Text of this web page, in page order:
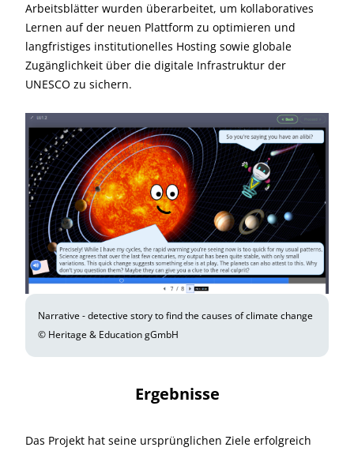
Arbeitsblätter wurden überarbeitet, um kollaboratives
Lernen auf der neuen Plattform zu optimieren und
langfristiges institutionelles Hosting sowie globale
Zugänglichkeit über die digitale Infrastruktur der
UNESCO zu sichern.
Narrative - detective story to find the causes of climate change
© Heritage & Education gGmbH
Ergebnisse
Das Projekt hat seine ursprünglichen Ziele erfolgreich